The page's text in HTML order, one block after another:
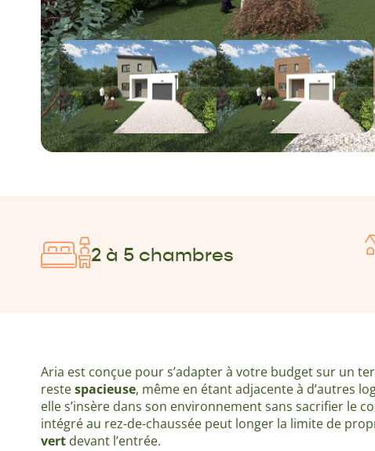
2 à 5 chambres
Aria est conçue pour s’adapter à votre budget sur un
restespacieuse, même en étant adjacente à d’autres
elle s’insère dans son environnement sans sacrifier le
intégré au rez-de-chaussée peut longer la limite de
vert devant l’entrée.